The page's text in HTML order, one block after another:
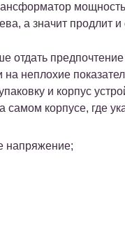
а значит продлит
отдать
неплохие
и корпус
самом корпусе, где
напряжение;